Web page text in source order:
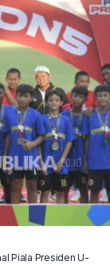
Piala Presiden U-